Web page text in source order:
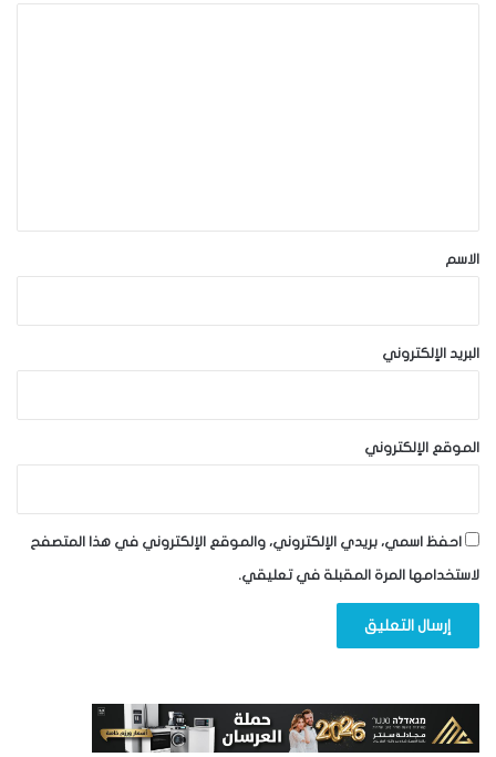
*الاسم
البريد الإلكتروني
الموقع الإلكتروني
احفظ اسمي، بريدي الإلكتروني، والموقع الإلكتروني في هذا المتصفح
لاستخدامها المرة المقبلة في تعليقي.